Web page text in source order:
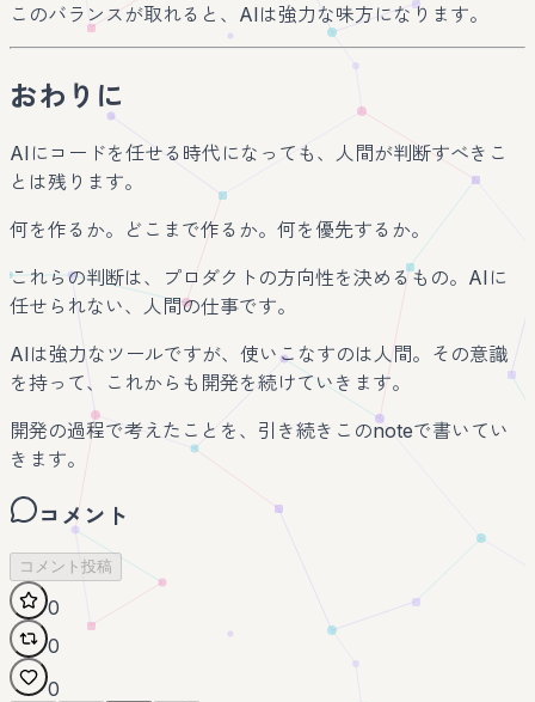
このバランスが取れると、AIは強力な味方になります。
おわりに
AIにコードを任せる時代になっても、人間が判断すべきこ
とは残ります。
何を作るか。どこまで作るか。何を優先するか。
これらの判断は、プロダクトの方向性を決めるもの。AIに
任せられない、人間の仕事です。
AIは強力なツールですが、使いこなすのは人間。その意識
を持って、これからも開発を続けていきます。
開発の過程で考えたことを、引き続きこのnoteで書いてい
きます。
コメント
コメント投稿
0
0
0